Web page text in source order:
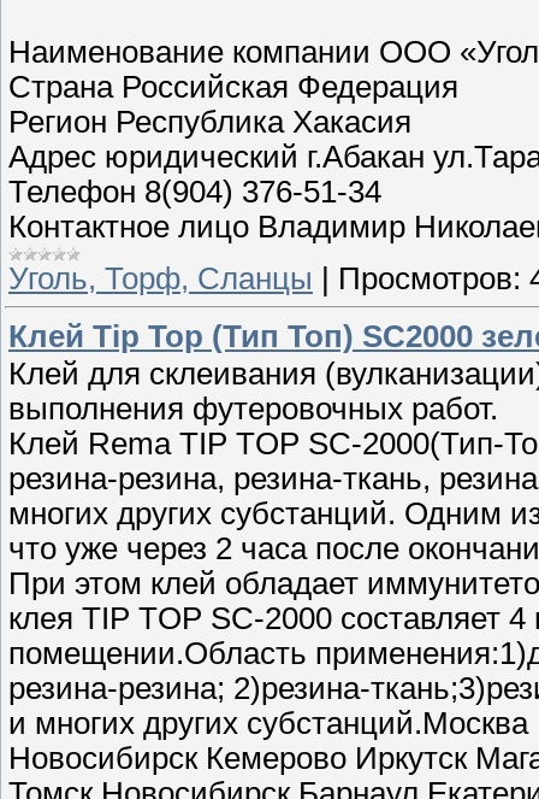
Наименование компании ООО
Страна Российская Федерация
Регион Республика Хакасия
Адрес юридический г.Абакан
Телефон 8(904) 376-51-34
Контактное лицо Владимир
Уголь, Торф, Сланцы
Просмотров:
Клей Tip Top (Тип Топ) SC2000
Клей для склеивания
выполнения футеровочных работ.
Клей Rema TIP TOP SC-2000(Тип-
резина-резина, резина-ткань,
многих других субстанций. Одним
что уже через 2 часа после
При этом клей обладает
клея TIP TOP SC-2000 составляет
помещении.Область
резина-резина; 2)резина-
и многих других
Новосибирск Кемерово Иркутск